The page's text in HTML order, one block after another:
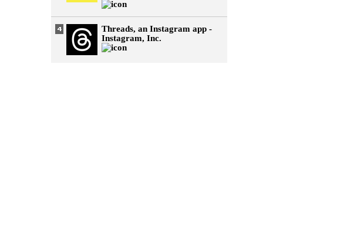
Threads, an Instagram app -
Instagram, Inc.